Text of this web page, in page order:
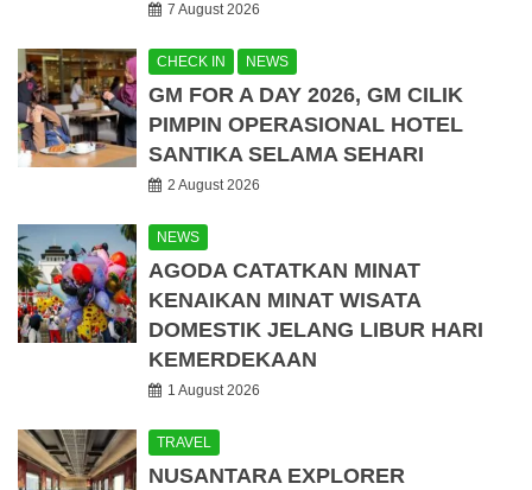
7 August 2026
CHECK IN NEWS
GM FOR A DAY 2026, GM CILIK
PIMPIN OPERASIONAL HOTEL
SANTIKA SELAMA SEHARI
2 August 2026
NEWS
AGODA CATATKAN MINAT
KENAIKAN MINAT WISATA
DOMESTIK JELANG LIBUR HARI
KEMERDEKAAN
1 August 2026
TRAVEL
NUSANTARA EXPLORER